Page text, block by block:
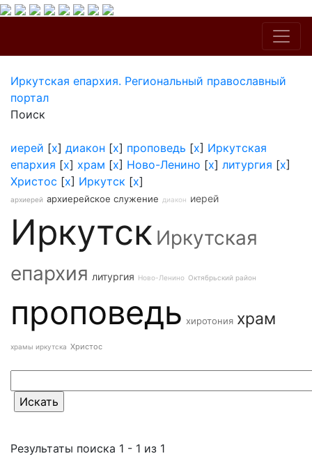
Иркутская епархия. Региональный православный
портал
Поиск
иерей [x] диакон [x] проповедь [x] Иркутская
епархия [x] храм [x] Ново-Ленино [x] литургия [x]
Христос [x] Иркутск [x]
архиерей архиерейское служение диакон иерей
Иркутск Иркутская
епархия литургия Ново-Ленино Октябрьский район
проповедь хиротония храм
храмы иркутска Христос
Результаты поиска 1 - 1 из 1